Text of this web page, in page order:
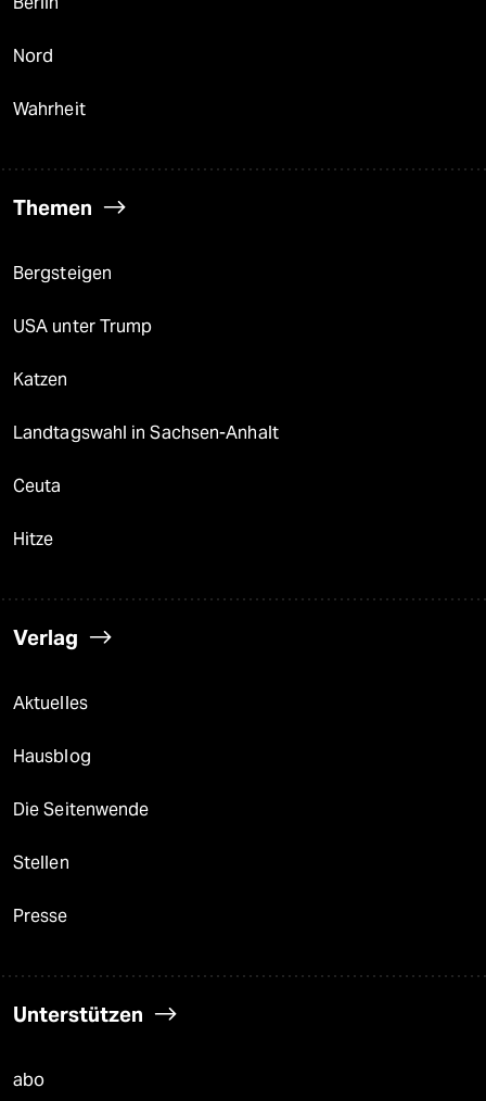
Nord
Wahrheit
Themen
Bergsteigen
USA unter Trump
Katzen
Landtagswahl in Sachsen-Anhalt
Ceuta
Hitze
Verlag
Aktuelles
Hausblog
Die Seitenwende
Stellen
Presse
Unterstützen
abo